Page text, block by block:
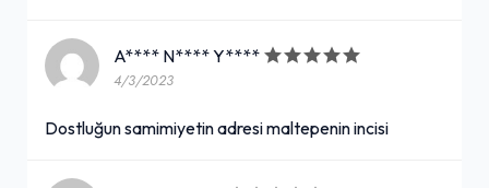
A**** N**** Y****
4/3/2023
Dostluğun samimiyetin adresi maltepenin incisi